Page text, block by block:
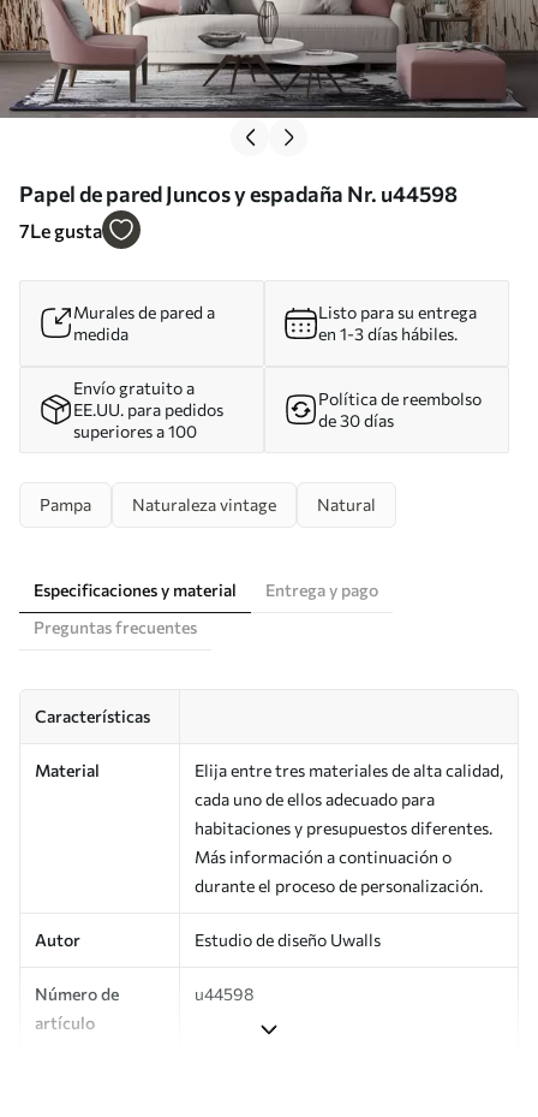
Papel de pared Juncos y espadaña Nr. u44598
7Le gusta
Murales de pared a
medida
Listo para su entrega
en 1-3 días hábiles.
Envío gratuito a
EE.UU. para pedidos
superiores a 100
Política de reembolso
de 30 días
Pampa Naturaleza vintage Natural
Especificaciones y material
Entrega y pago
Preguntas frecuentes
Características
Material
Elija entre tres materiales de alta calidad,
cada uno de ellos adecuado para
habitaciones y presupuestos diferentes.
Más información a continuación o
durante el proceso de personalización.
Autor Estudio de diseño Uwalls
Número de
artículo
u44598